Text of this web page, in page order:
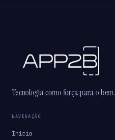
Tecnologia como força para o bem.
NAVEGAÇÃO
Início